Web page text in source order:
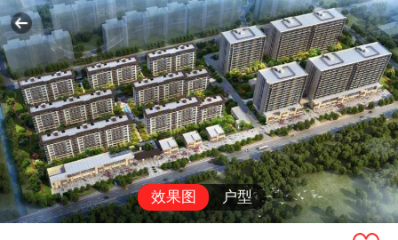
效果图 户型